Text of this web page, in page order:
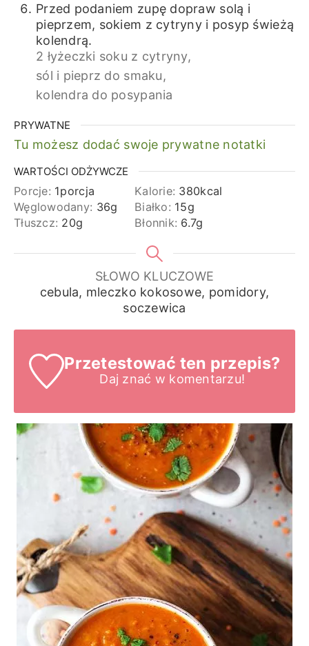
Przed podaniem zupę dopraw solą i
pieprzem, sokiem z cytryny i posyp świeżą
kolendrą.
2 łyżeczki soku z cytryny,
sól i pieprz do smaku,
kolendra do posypania
PRYWATNE
Tu możesz dodać swoje prywatne notatki
WARTOŚCI ODŻYWCZE
Porcje: 1porcja Kalorie: 380kcal
Węglowodany: 36g Białko: 15g
Tłuszcz: 20g Błonnik: 6.7g
SŁOWO KLUCZOWE
cebula, mleczko kokosowe, pomidory,
soczewica
Przetestować ten przepis?
Daj znać w komentarzu!